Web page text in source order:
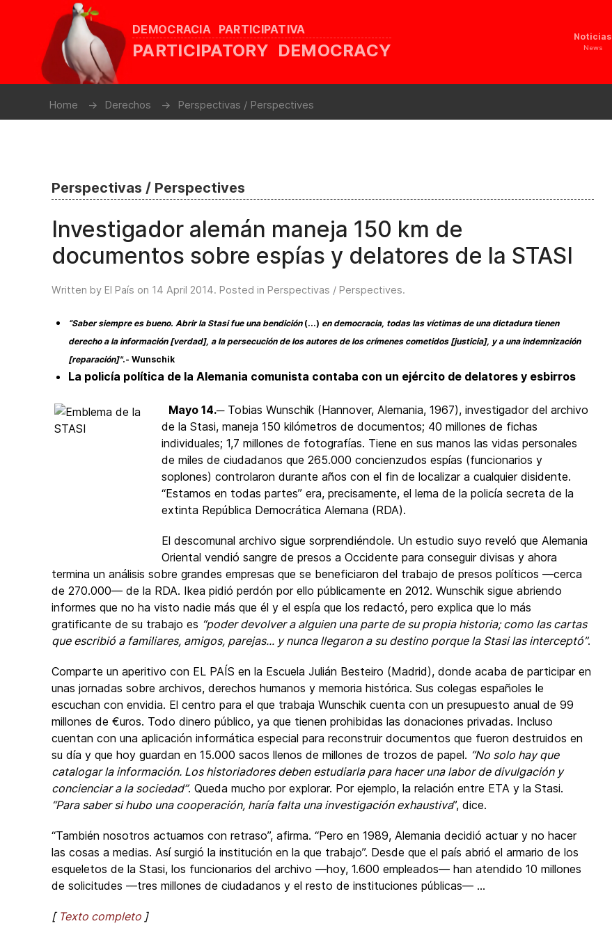
DEMOCRACIA PARTICIPATIVA
PARTICIPATORY DEMOCRACY
Noticias
News
Home Derechos Perspectivas / Perspectives
Perspectivas / Perspectives
Investigador alemán maneja 150 km de
documentos sobre espías y delatores de la STASI
Written by El País on 14 April 2014. Posted in Perspectivas / Perspectives.
“Saber siempre es bueno. Abrir la Stasi fue una bendición (...) en democracia, todas las víctimas de una dictadura tienen
derecho a la información [verdad], a la persecución de los autores de los crímenes cometidos [justicia], y a una indemnización
[reparación]".- Wunschik
La policía política de la Alemania comunista contaba con un ejército de delatores y esbirros
Mayo 14.─ Tobias Wunschik (Hannover, Alemania, 1967), investigador del archivo
de la Stasi, maneja 150 kilómetros de documentos; 40 millones de fichas
individuales; 1,7 millones de fotografías. Tiene en sus manos las vidas personales
de miles de ciudadanos que 265.000 concienzudos espías (funcionarios y
soplones) controlaron durante años con el fin de localizar a cualquier disidente.
“Estamos en todas partes” era, precisamente, el lema de la policía secreta de la
extinta República Democrática Alemana (RDA).
El descomunal archivo sigue sorprendiéndole. Un estudio suyo reveló que Alemania
Oriental vendió sangre de presos a Occidente para conseguir divisas y ahora
termina un análisis sobre grandes empresas que se beneficiaron del trabajo de presos políticos —cerca
de 270.000— de la RDA. Ikea pidió perdón por ello públicamente en 2012. Wunschik sigue abriendo
informes que no ha visto nadie más que él y el espía que los redactó, pero explica que lo más
gratificante de su trabajo es “poder devolver a alguien una parte de su propia historia; como las cartas
que escribió a familiares, amigos, parejas... y nunca llegaron a su destino porque la Stasi las interceptó”.
Comparte un aperitivo con EL PAÍS en la Escuela Julián Besteiro (Madrid), donde acaba de participar en
unas jornadas sobre archivos, derechos humanos y memoria histórica. Sus colegas españoles le
escuchan con envidia. El centro para el que trabaja Wunschik cuenta con un presupuesto anual de 99
millones de €uros. Todo dinero público, ya que tienen prohibidas las donaciones privadas. Incluso
cuentan con una aplicación informática especial para reconstruir documentos que fueron destruidos en
su día y que hoy guardan en 15.000 sacos llenos de millones de trozos de papel. “No solo hay que
catalogar la información. Los historiadores deben estudiarla para hacer una labor de divulgación y
concienciar a la sociedad”. Queda mucho por explorar. Por ejemplo, la relación entre ETA y la Stasi.
“Para saber si hubo una cooperación, haría falta una investigación exhaustiva”, dice.
“También nosotros actuamos con retraso”, afirma. “Pero en 1989, Alemania decidió actuar y no hacer
las cosas a medias. Así surgió la institución en la que trabajo”. Desde que el país abrió el armario de los
esqueletos de la Stasi, los funcionarios del archivo —hoy, 1.600 empleados— han atendido 10 millones
de solicitudes —tres millones de ciudadanos y el resto de instituciones públicas— ...
[ Texto completo ]